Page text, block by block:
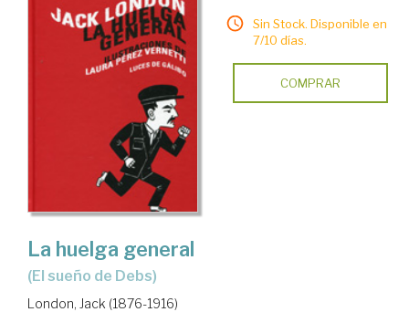
Sin Stock. Disponible en
7/10 días.
COMPRAR
La huelga general
(el sueño de Debs)
London, Jack (1876-1916)